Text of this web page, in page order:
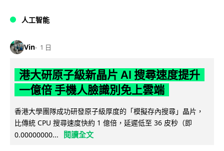
人工智能
Vin 1 日
港大研原子級新晶片 AI 搜尋速度提升
一億倍 手機人臉識別免上雲端
香港大學團隊成功研發原子級厚度的「模擬存內搜尋」晶片，
比傳統 CPU 搜尋速度快約 1 億倍，延遲低至 36 皮秒（即
0.00000000...
閱讀全文